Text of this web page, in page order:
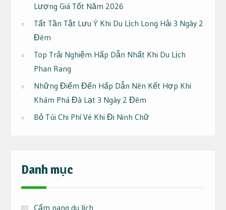
Lượng Giá Tốt Năm 2026
Tất Tần Tật Lưu Ý Khi Du Lịch Long Hải 3 Ngày 2
Đêm
Top Trải Nghiệm Hấp Dẫn Nhất Khi Du Lịch
Phan Rang
Những Điểm Đến Hấp Dẫn Nên Kết Hợp Khi
Khám Phá Đà Lạt 3 Ngày 2 Đêm
Bỏ Túi Chi Phí Vé Khi Đi Ninh Chữ
Danh mục
Cẩm nang du lịch